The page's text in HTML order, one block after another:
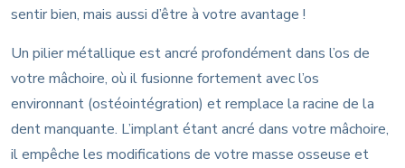
sentir bien, mais aussi d’être à votre avantage !
Un pilier métallique est ancré profondément dans l’os de
votre mâchoire, où il fusionne fortement avec l’os
environnant (ostéointégration) et remplace la racine de la
dent manquante. L’implant étant ancré dans votre mâchoire,
il empêche les modifications de votre masse osseuse et